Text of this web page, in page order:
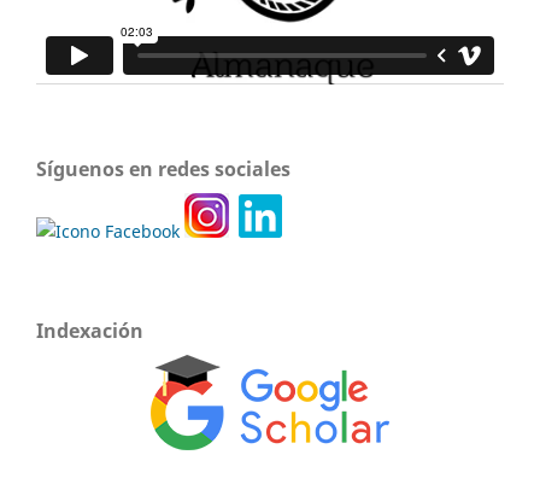
Síguenos en redes sociales
Indexación